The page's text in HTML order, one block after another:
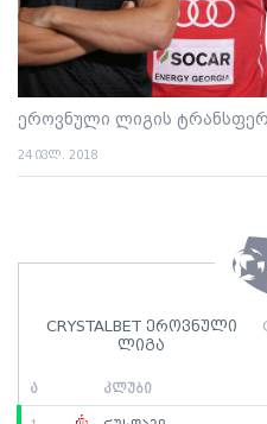
CRYSTALBET ეროვნული
ლიგა
ა კლუბი
ეროვნული ლიგის
24 ივლ. 2018